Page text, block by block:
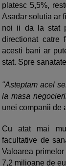
platesc 5,5%,
Asadar solutia ar
noi ii da la stat
directionat catre
acesti bani ar
stat. Spre
"Asteptam acel
la masa
unei companii de
Cu atat mai
facultative de
Valoarea
7,2 milioane de